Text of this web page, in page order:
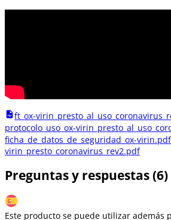
ft_ox-
protocolo_uso_ox-
ficha_de_datos_de_seguridad_ox-virin.pdf
virin_presto_coronavirus_rev2.pdf
Preguntas y respuestas (6)
Este producto se puede utilizar además